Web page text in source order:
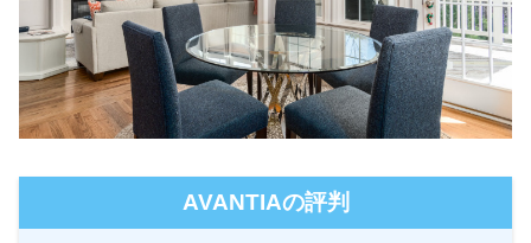
AVANTIAの評判